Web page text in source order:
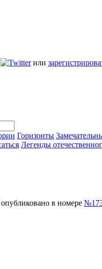
или
Горизонты
Легенды
опубликовано в номере